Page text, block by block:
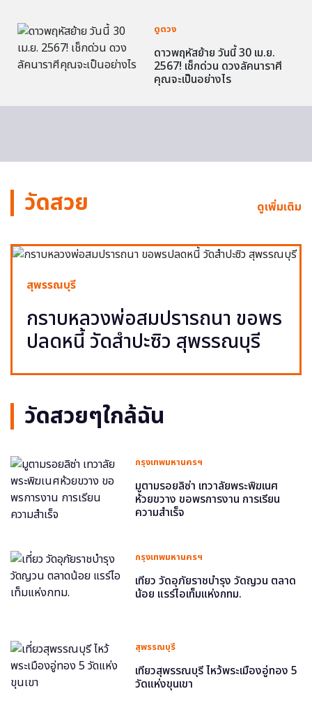
ดูดวง
ดาวพฤหัสย้าย วันนี้ 30 เม.ย.
2567! เช็กด่วน ดวงลัคนาราศี
คุณจะเป็นอย่างไร
วัดสวย ดูเพิ่มเติม
สุพรรณบุรี
กราบหลวงพ่อสมปรารถนา ขอพร
ปลดหนี้ วัดสำปะซิว สุพรรณบุรี
วัดสวยๆใกล้ฉัน
กรุงเทพมหานครฯ
มูตามรอยลิซ่า เทวาลัยพระพิฆเนศ
ห้วยขวาง ขอพรการงาน การเรียน
ความสำเร็จ
กรุงเทพมหานครฯ
เที่ยว วัดอุภัยราชบำรุง วัดญวน ตลาด
น้อย แรร์ไอเท็มแห่งกทม.
สุพรรณบุรี
เที่ยวสุพรรณบุรี ไหว้พระเมืองอู่ทอง 5
วัดแห่งขุนเขา